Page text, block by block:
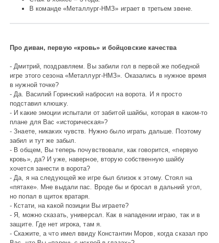
В команде «Металлург-НМЗ» играет в третьем звене.
Про диван, первую «кровь» и бойцовские качества
- Дмитрий, поздравляем. Вы забили гол в первой же победной
игре этого сезона «Металлург-НМЗ». Оказались в нужное время
в нужной точке?
- Да. Василий Горинский набросил на ворота. И я просто
подставил клюшку.
- И какие эмоции испытали от забитой шайбы, которая в каком-то
плане для Вас «историческая»?
- Знаете, никаких чувств. Нужно было играть дальше. Поэтому
забил и тут же забыл.
- В общем, Вы теперь почувствовали, как говорится, «первую
кровь», да? И уже, наверное, вторую собственную шайбу
хочется занести в ворота?
- Да, я на следующей же игре был близок к этому. Стоял на
«пятаке». Мне выдали пас. Вроде бы и бросал в дальний угол,
но попал в щиток вратаря.
- Кстати, на какой позиции Вы играете?
- Я, можно сказать, универсал. Как в нападении играю, так и в
защите. Где нет игрока, там я.
- Скажите, а что имел ввиду Константин Моров, когда сказал про